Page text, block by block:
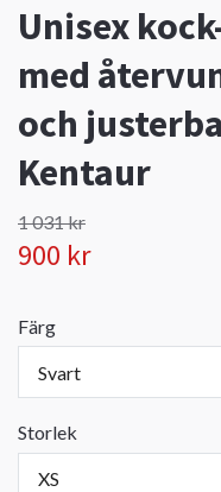
Unisex
med
och
Kentaur
1 031 kr
900 kr
Färg
Svart
Storlek
XS